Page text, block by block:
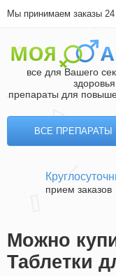
Мы принимаем заказы 24
все для Вашего
здоровья
препараты для
ВСЕ ПРЕПАРАТЫ
прием заказов
Можно
Таблетки